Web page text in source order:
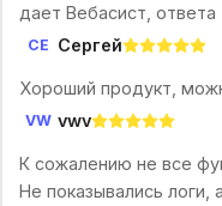
дает Вебасист,
СЕ Сергей
Хороший продукт,
VW vwv
К сожалению не все
Не показывались логи,